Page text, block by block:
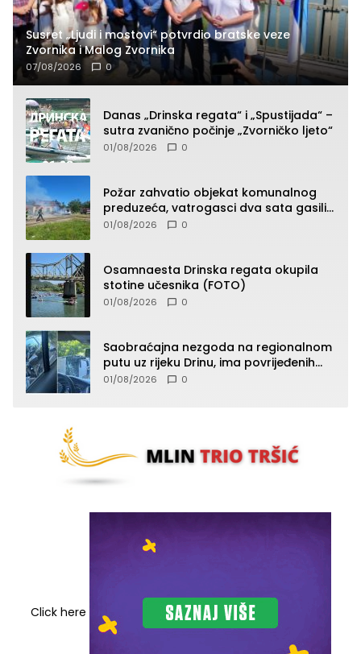
Susret „Ljudi i mostovi“ potvrdio bratske veze
Zvornika i Malog Zvornika
07/08/2026 0
Danas „Drinska regata“ i „Spustijada“ –
sutra zvanično počinje „Zvorničko ljeto“
01/08/2026 0
Požar zahvatio objekat komunalnog
preduzeća, vatrogasci dva sata gasili
vatru (FOTO)
01/08/2026 0
Osamnaesta Drinska regata okupila
stotine učesnika (FOTO)
01/08/2026 0
Saobraćajna nezgoda na regionalnom
putu uz rijeku Drinu, ima povrijeđenih
lica (FOTO)
01/08/2026 0
Click here